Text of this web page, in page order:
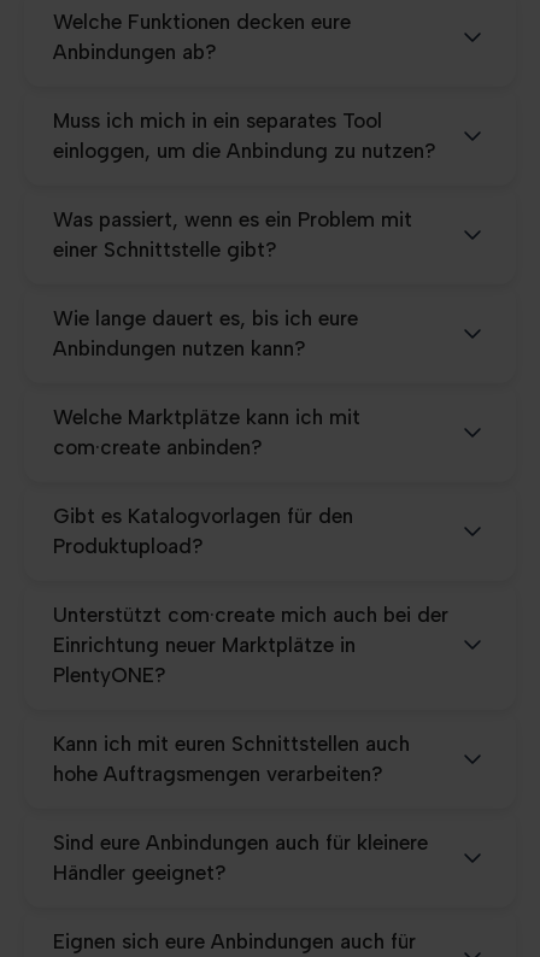
Welche Funktionen decken eure
Anbindungen ab?
Muss ich mich in ein separates Tool
einloggen, um die Anbindung zu nutzen?
Was passiert, wenn es ein Problem mit
einer Schnittstelle gibt?
Wie lange dauert es, bis ich eure
Anbindungen nutzen kann?
Welche Marktplätze kann ich mit
com·create anbinden?
Gibt es Katalogvorlagen für den
Produktupload?
Unterstützt com·create mich auch bei der
Einrichtung neuer Marktplätze in
PlentyONE?
Kann ich mit euren Schnittstellen auch
hohe Auftragsmengen verarbeiten?
Sind eure Anbindungen auch für kleinere
Händler geeignet?
Eignen sich eure Anbindungen auch für